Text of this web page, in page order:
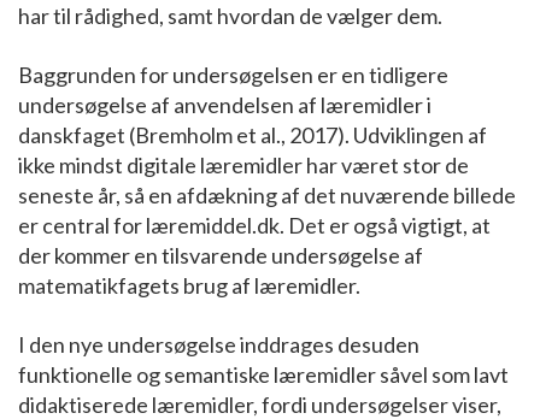
har til rådighed, samt hvordan de vælger dem.
Baggrunden for undersøgelsen er en tidligere
undersøgelse af anvendelsen af læremidler i
danskfaget (Bremholm et al., 2017). Udviklingen af
ikke mindst digitale læremidler har været stor de
seneste år, så en afdækning af det nuværende billede
er central for læremiddel.dk. Det er også vigtigt, at
der kommer en tilsvarende undersøgelse af
matematikfagets brug af læremidler.
I den nye undersøgelse inddrages desuden
funktionelle og semantiske læremidler såvel som lavt
didaktiserede læremidler, fordi undersøgelser viser,